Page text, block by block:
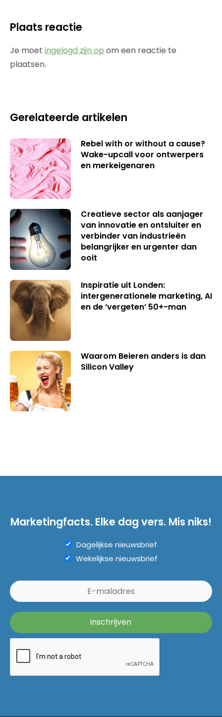
Plaats reactie
Je moet ingelogd zijn op om een reactie te
plaatsen.
Gerelateerde artikelen
Rebel with or without a cause?
Wake-upcall voor ontwerpers
en merkeigenaren
Creatieve sector als aanjager
van innovatie en ontsluiter en
verbinder van industrieën
belangrijker en urgenter dan
ooit
Inspiratie uit Londen:
intergenerationele marketing, AI
en de ‘vergeten’ 50+-man
Waarom Beieren anders is dan
Silicon Valley
Marketingfacts. Elke dag vers. Mis niks!
Dagelijkse nieuwsbrief
Wekelijkse nieuwsbrief